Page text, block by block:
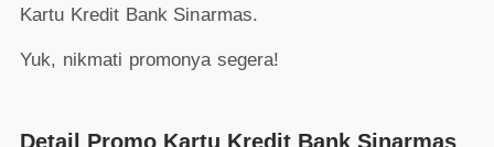
Kartu Kredit Bank Sinarmas.
Yuk, nikmati promonya segera!
Detail Promo Kartu Kredit Bank Sinarmas